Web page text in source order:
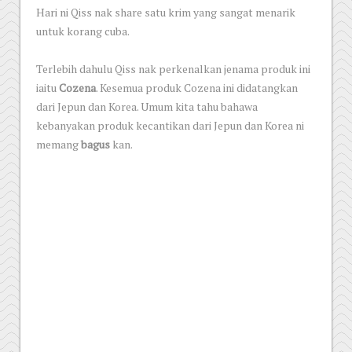
Hari ni Qiss nak share satu krim yang sangat menarik
untuk korang cuba.
Terlebih dahulu Qiss nak perkenalkan jenama produk ini
iaituCozena. Kesemua produk Cozena ini didatangkan
dari Jepun dan Korea. Umum kita tahu bahawa
kebanyakan produk kecantikan dari Jepun dan Korea ni
memangbagus kan.